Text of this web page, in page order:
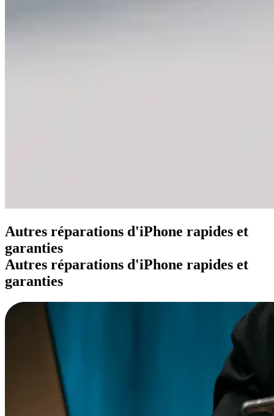
Autres réparations d'iPhone rapides et
garanties
Autres réparations d'iPhone rapides et
garanties